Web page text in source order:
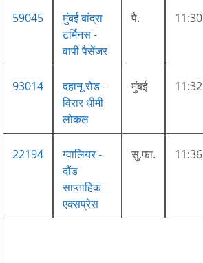
59045
मुंबई बांद्रा
टर्मिनस -
वापी पैसेंजर
पै. 11:30
93014
दहानू रोड -
विरार धीमी
लोकल
मुंबई 11:32
22194
ग्वालियर -
दौंड
साप्ताहिक
एक्सप्रेस
सु.फा. 11:36